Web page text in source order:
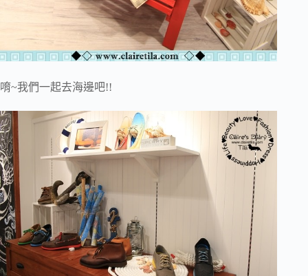
唷~我們一起去海邊吧!!